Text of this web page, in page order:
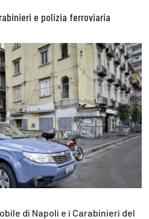
e polizia ferroviaria
di Napoli e i Carabinieri del